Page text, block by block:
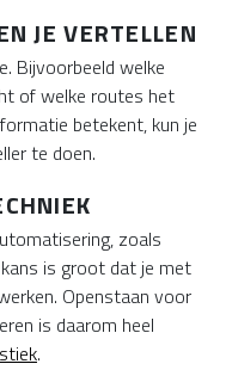
JE VERTELLEN
Bijvoorbeeld welke
of welke routes het
betekent, kun je
te doen.
zoals
is groot dat je met
Openstaan voor
is daarom heel
.